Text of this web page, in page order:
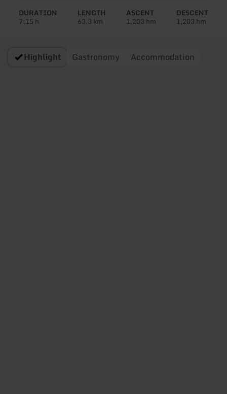
tour:
DURATION
7:15 h
LENGTH
63.3 km
ASCENT
1,203 hm
DESCENT
1,203 hm
Highlight Gastronomy Accommodation